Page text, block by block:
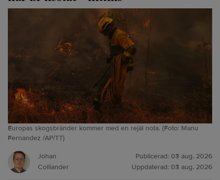
Europas skogsbränder kommer med en rejäl nota. (Foto: Manu
Fernandez /AP/TT)
Johan
Colliander
Publicerad: 03 aug. 2026
Uppdaterad: 03 aug. 2026